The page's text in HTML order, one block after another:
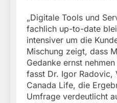
„Digitale Tools und
fachlich up-to-date
intensiver um die
Mischung zeigt, dass
Gedanke ernst
fasst Dr. Igor Radovic,
Canada Life, die
Umfrage verdeutlicht